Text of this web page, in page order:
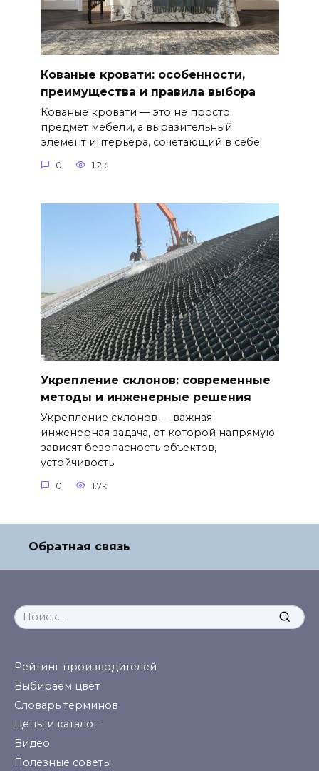
Кованые кровати: особенности,
преимущества и правила выбора
Кованые кровати — это не просто
предмет мебели, а выразительный
элемент интерьера, сочетающий в себе
0 1.2к.
Укрепление склонов: современные
методы и инженерные решения
Укрепление склонов — важная
инженерная задача, от которой напрямую
зависят безопасность объектов,
устойчивость
0 1.7к.
Обратная связь
Search
for:
Рейтинг производителей
Выбираем цвет
Словарь терминов
Цены и каталог
Видео
Полезные советы